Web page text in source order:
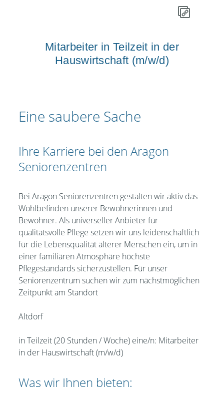
Mitarbeiter in Teilzeit in der
Hauswirtschaft (m/w/d)
Eine saubere Sache
Ihre Karriere bei den Aragon
Seniorenzentren
Bei Aragon Seniorenzentren gestalten wir aktiv das
Wohlbefinden unserer Bewohnerinnen und
Bewohner. Als universeller Anbieter für
qualitätsvolle Pflege setzen wir uns leidenschaftlich
für die Lebensqualität älterer Menschen ein, um in
einer familiären Atmosphäre höchste
Pflegestandards sicherzustellen. Für unser
Seniorenzentrum suchen wir zum nächstmöglichen
Zeitpunkt am Standort
Altdorf
in Teilzeit (20 Stunden / Woche) eine/n: Mitarbeiter
in der Hauswirtschaft (m/w/d)
Was wir Ihnen bieten: